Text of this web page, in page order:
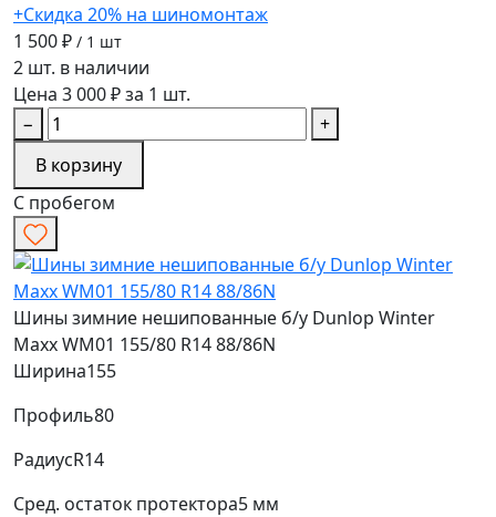
+Скидка 20% на шиномонтаж
1 500 ₽ / 1 шт
2 шт. в наличии
Цена 3 000 ₽ за 1 шт.
−
+
В корзину
С пробегом
Шины зимние нешипованные б/у Dunlop Winter
Maxx WM01 155/80 R14 88/86N
Ширина155
Профиль80
РадиусR14
Сред. остаток протектора5 мм